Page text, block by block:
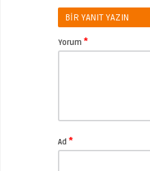
BIR YANIT YAZIN
Yorum *
Ad *